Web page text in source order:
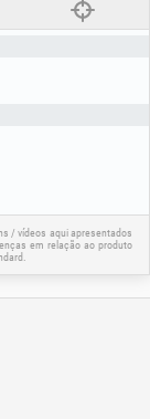
/ vídeos aqui apresentados
em relação ao produto